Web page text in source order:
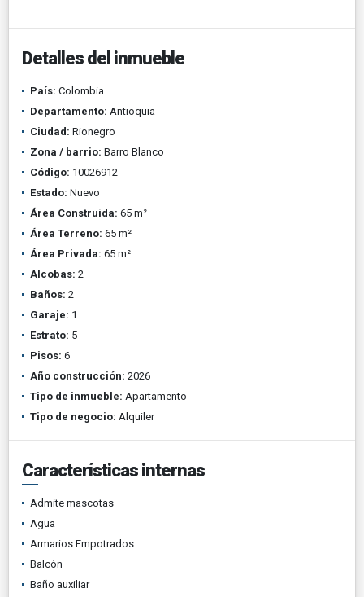
Detalles del inmueble
País: Colombia
Departamento: Antioquia
Ciudad: Rionegro
Zona / barrio: Barro Blanco
Código: 10026912
Estado: Nuevo
Área Construida: 65 m²
Área Terreno: 65 m²
Área Privada: 65 m²
Alcobas: 2
Baños: 2
Garaje: 1
Estrato: 5
Pisos: 6
Año construcción: 2026
Tipo de inmueble: Apartamento
Tipo de negocio: Alquiler
Características internas
Admite mascotas
Agua
Armarios Empotrados
Balcón
Baño auxiliar